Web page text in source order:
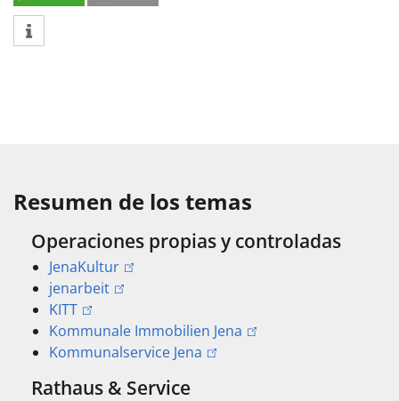
Resumen de los temas
Operaciones propias y controladas
JenaKultur
jenarbeit
KITT
Kommunale Immobilien Jena
Kommunalservice Jena
Rathaus & Service